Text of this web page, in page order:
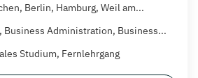
Berlin, Hamburg, Weil am...
Business Administration, Business...
Studium, Fernlehrgang